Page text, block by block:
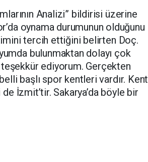
Analizi” bildirisi üzerine
oynama durumunun olduğunu
tercih ettiğini belirten Doç.
bulunmaktan dolayı çok
ediyorum. Gerçekten
başlı spor kentleri vardır. Kent
İzmit’tir. Sakarya’da böyle bir